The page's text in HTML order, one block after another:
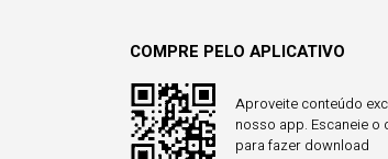
COMPRE PELO APLICATIVO
Aproveite conteúdo
nosso app. Escaneie o
para fazer download